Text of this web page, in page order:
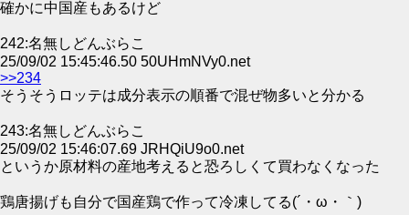
確かに中国産もあるけど
242:名無しどんぶらこ
25/09/02 15:45:46.50 50UHmNVy0.net
>>234
そうそうロッテは成分表示の順番で混ぜ物多いと分かる
243:名無しどんぶらこ
25/09/02 15:46:07.69 JRHQiU9o0.net
というか原材料の産地考えると恐ろしくて買わなくなった
鶏唐揚げも自分で国産鶏で作って冷凍してる(´・ω・｀)